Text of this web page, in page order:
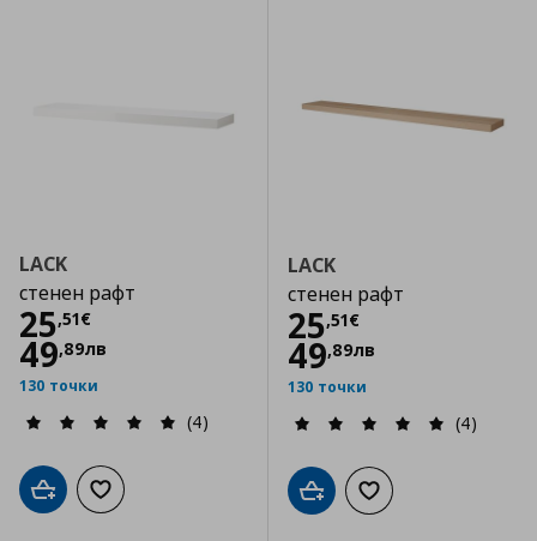
LACK
стенен рафт
25,51€
Цена
49,89лв
130 точки
(4)
Добави в кошницата
Добави към списъка с любими
LACK
стенен рафт
25,51€
Цена
49,89лв
130 точки
(4)
Добави в кошницата
Добави към